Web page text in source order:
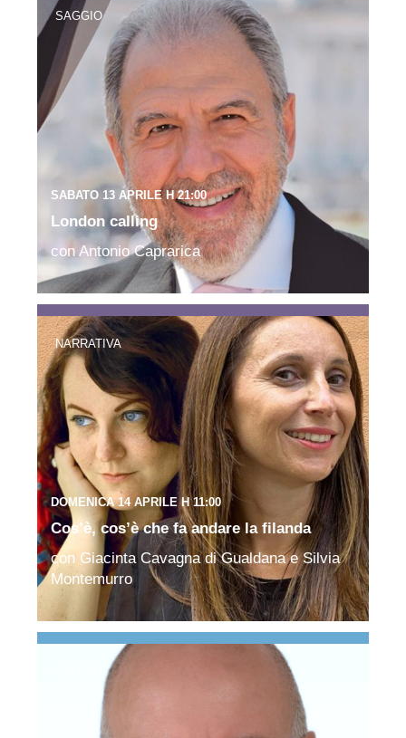
SAGGIO
SABATO 13 APRILE H 21:00
London calling
con Antonio Caprarica
NARRATIVA
DOMENICA 14 APRILE H 11:00
Cos’è, cos’è che fa andare la filanda
con Giacinta Cavagna di Gualdana e Silvia
Montemurro